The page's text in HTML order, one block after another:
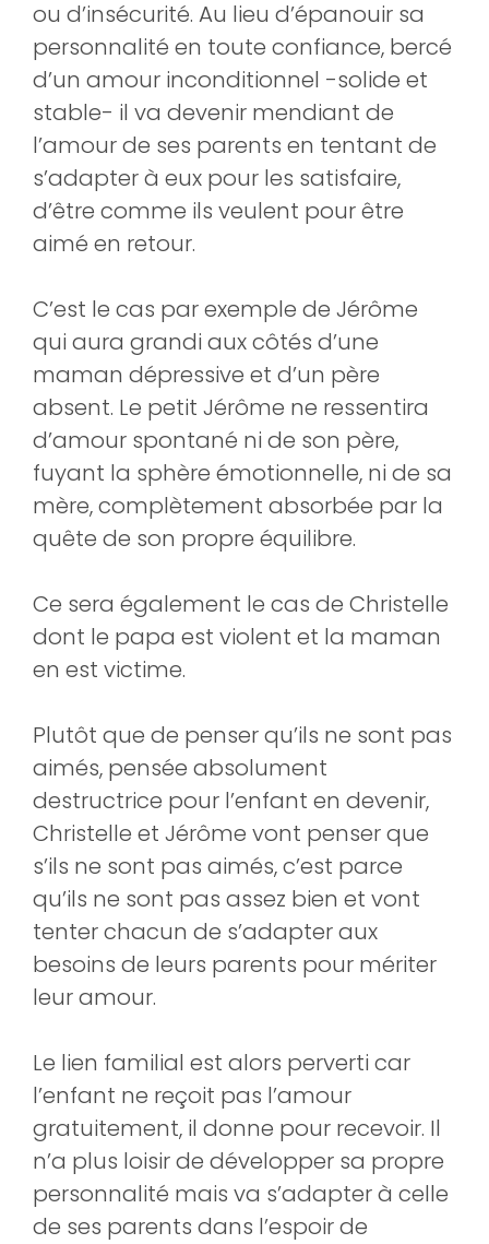
ou d’insécurité. Au lieu d’épanouir sa
personnalité en toute confiance, bercé
d’un amour inconditionnel -solide et
stable- il va devenir mendiant de
l’amour de ses parents en tentant de
s’adapter à eux pour les satisfaire,
d’être comme ils veulent pour être
aimé en retour.
C’est le cas par exemple de Jérôme
qui aura grandi aux côtés d’une
maman dépressive et d’un père
absent. Le petit Jérôme ne ressentira
d’amour spontané ni de son père,
fuyant la sphère émotionnelle, ni de sa
mère, complètement absorbée par la
quête de son propre équilibre.
Ce sera également le cas de Christelle
dont le papa est violent et la maman
en est victime.
Plutôt que de penser qu’ils ne sont pas
aimés, pensée absolument
destructrice pour l’enfant en devenir,
Christelle et Jérôme vont penser que
s’ils ne sont pas aimés, c’est parce
qu’ils ne sont pas assez bien et vont
tenter chacun de s’adapter aux
besoins de leurs parents pour mériter
leur amour.
Le lien familial est alors perverti car
l’enfant ne reçoit pas l’amour
gratuitement, il donne pour recevoir. Il
n’a plus loisir de développer sa propre
personnalité mais va s’adapter à celle
de ses parents dans l’espoir de